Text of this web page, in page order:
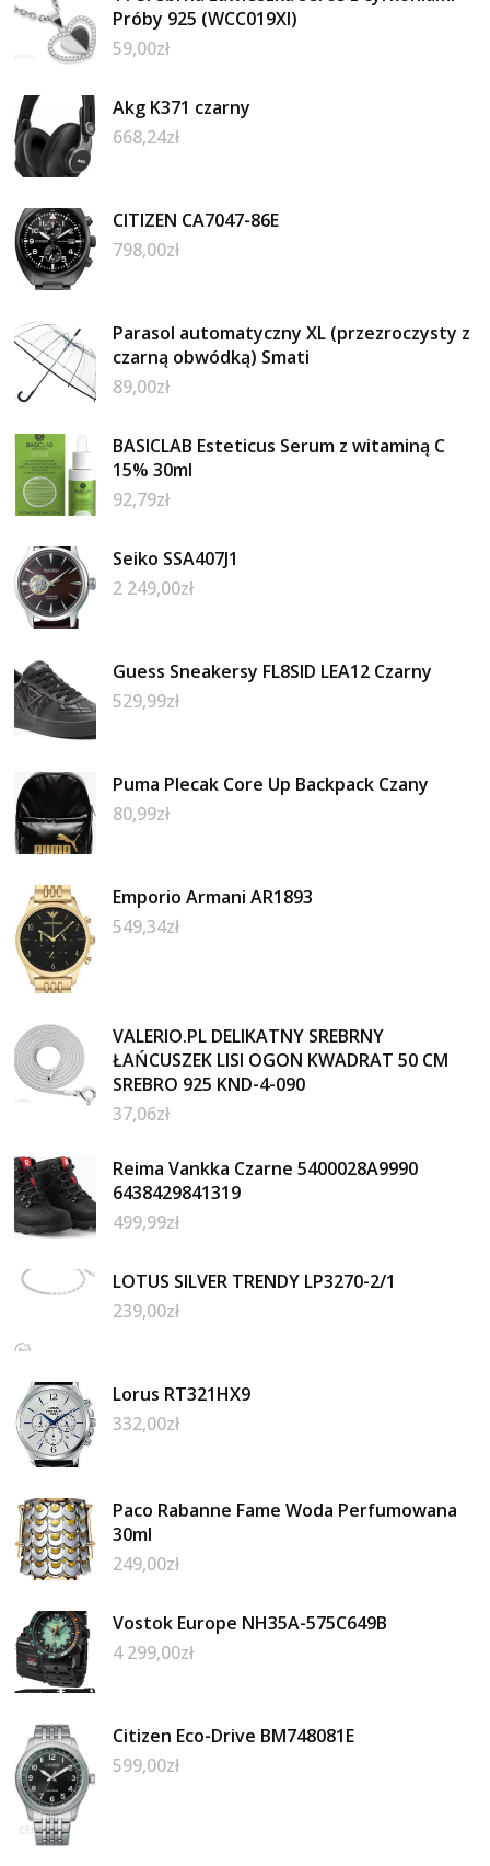
Próby 925 (WCC019XI)
59,00zł
Akg K371 czarny
668,24zł
CITIZEN CA7047-86E
798,00zł
Parasol automatyczny XL (przezroczysty z
czarną obwódką) Smati
89,00zł
BASICLAB Esteticus Serum z witaminą C
15% 30ml
92,79zł
Seiko SSA407J1
2 249,00zł
Guess Sneakersy FL8SID LEA12 Czarny
529,99zł
Puma Plecak Core Up Backpack Czany
80,99zł
Emporio Armani AR1893
549,34zł
VALERIO.PL DELIKATNY SREBRNY
ŁAŃCUSZEK LISI OGON KWADRAT 50 CM
SREBRO 925 KND-4-090
37,06zł
Reima Vankka Czarne 5400028A9990
6438429841319
499,99zł
LOTUS SILVER TRENDY LP3270-2/1
239,00zł
Lorus RT321HX9
332,00zł
Paco Rabanne Fame Woda Perfumowana
30ml
249,00zł
Vostok Europe NH35A-575C649B
4 299,00zł
Citizen Eco-Drive BM748081E
599,00zł